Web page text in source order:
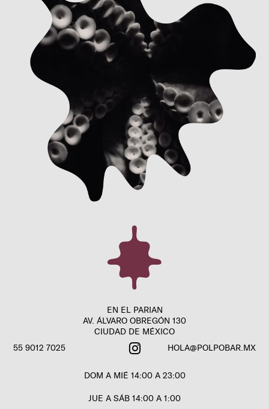
EN EL PARIAN
AV. ÁLVARO OBREGÓN 130
CIUDAD DE MÉXICO
HOLA@POLPOBAR.MX
55 9012 7025
DOM A MIÉ 14:00 A 23:00
JUE A SÁB 14:00 A 1:00